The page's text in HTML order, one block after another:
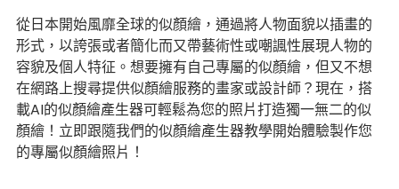
從日本開始風靡全球的似顏繪，通過將人物面貌以插畫的
形式，以誇張或者簡化而又帶藝術性或嘲諷性展現人物的
容貌及個人特征。想要擁有自己專屬的似顏繪，但又不想
在網路上搜尋提供似顏繪服務的畫家或設計師？現在，搭
載AI的似顏繪產生器可輕鬆為您的照片打造獨一無二的似
顏繪！立即跟隨我們的似顏繪產生器教學開始體驗製作您
的專屬似顏繪照片！